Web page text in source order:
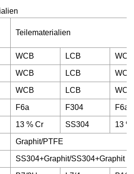
Teilematerialien
WCB LCB WC6
WCB LCB WC6
WCB LCB WC6
F6a F304 F6a
13 % Cr SS304 13
Graphit/PTFE
SS304+Graphit/SS304+Graphit